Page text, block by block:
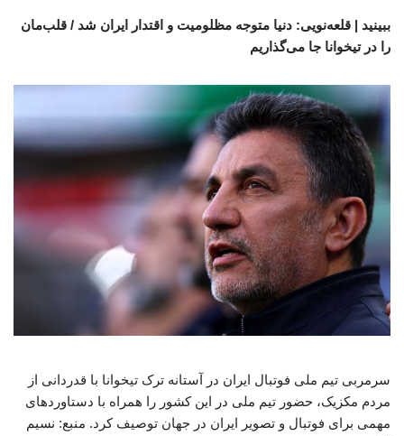
ببینید | قلعه‌نویی: دنیا متوجه مظلومیت و اقتدار ایران شد / قلب‌مان
را در تیخوانا جا می‌گذاریم
سرمربی تیم ملی فوتبال ایران در آستانه ترک تیخوانا با قدردانی از
مردم مکزیک، حضور تیم ملی در این کشور را همراه با دستاوردهای
مهمی برای فوتبال و تصویر ایران در جهان توصیف کرد. منبع: نسیم